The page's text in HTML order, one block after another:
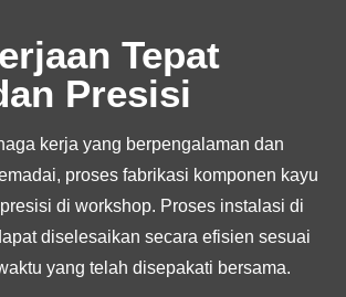
Tepat
Presisi
kerja yang berpengalaman dan
proses fabrikasi komponen kayu
di workshop. Proses instalasi di
diselesaikan secara efisien sesuai
yang telah disepakati bersama.